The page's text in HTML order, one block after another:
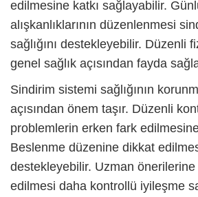
edilmesine katkı sağlayabilir.
alışkanlıklarının düzenlenmesi
sağlığını destekleyebilir. Düzenli
genel sağlık açısından fayda
Sindirim sistemi sağlığının
açısından önem taşır. Düzenli
problemlerin erken fark
Beslenme düzenine dikkat
destekleyebilir. Uzman
edilmesi daha kontrollü iyileşme